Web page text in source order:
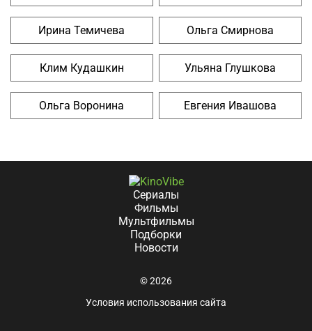
Ирина Темичева Ольга Смирнова
Клим Кудашкин Ульяна Глушкова
Ольга Воронина Евгения Ивашова
Сериалы
Фильмы
Мультфильмы
Подборки
Новости
© 2026
Условия использования сайта